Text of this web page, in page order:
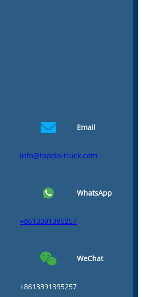
Email
info@topolo-truck.com
WhatsApp
+8613391395257
WeChat
+8613391395257